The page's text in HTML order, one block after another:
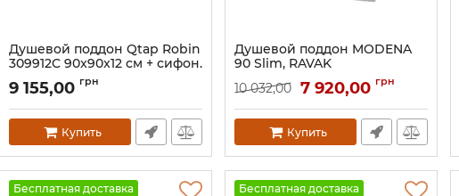
Душевой поддон Qtap Robin
309912C 90x90x12 см + сифон.
Артикул:SD00046985
9 155,00 грн
Купить
Душевой поддон MODENA
90 Slim, RAVAK
Артикул: XАU0000031
10 032,00 7 920,00 грн
Купить
Бесплатная доставка
Бесплатная доставка